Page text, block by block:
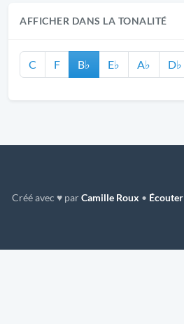
AFFICHER DANS LA TONALITÉ
C F B♭ E♭ A♭ D♭
Créé avec ♥ parCamille Roux •